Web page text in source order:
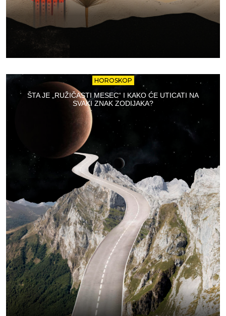
HOROSKOP
ŠTA JE „RUŽIČASTI MESEC“ I KAKO ĆE UTICATI NA
SVAKI ZNAK ZODIJAKA?